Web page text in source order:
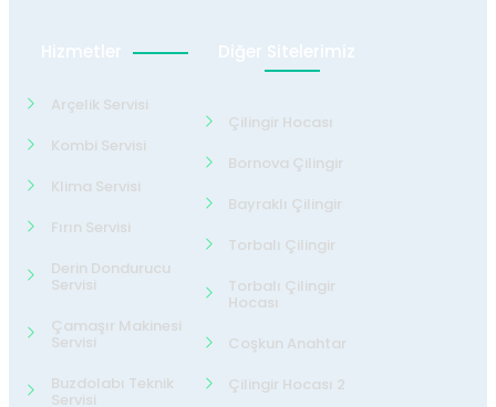
Hizmetler
Arçelik Servisi
Kombi Servisi
Klima Servisi
Fırın Servisi
Derin Dondurucu
Servisi
Çamaşır Makinesi
Servisi
Buzdolabı Teknik
Servisi
Diğer Sitelerimiz
Çilingir Hocası
Bornova Çilingir
Bayraklı Çilingir
Torbalı Çilingir
Torbalı Çilingir
Hocası
Coşkun Anahtar
Çilingir Hocası 2